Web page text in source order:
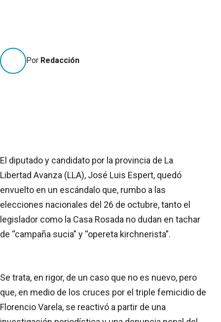
Por Redacción
El diputado y candidato por la provincia de La
Libertad Avanza (LLA), José Luis Espert, quedó
envuelto en un escándalo que, rumbo a las
elecciones nacionales del 26 de octubre, tanto el
legislador como la Casa Rosada no dudan en tachar
de “campaña sucia” y “opereta kirchnerista”.
Se trata, en rigor, de un caso que no es nuevo, pero
que, en medio de los cruces por el triple femicidio de
Florencio Varela, se reactivó a partir de una